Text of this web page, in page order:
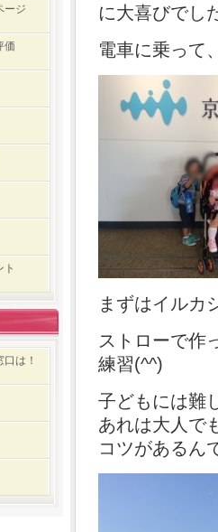
に大喜びでし
電車に乗って
まずはイルカ
ストローで作
練習(^^)
子どもには難
あれは大人で
コツがあるん
ージ
価
ト
口は！